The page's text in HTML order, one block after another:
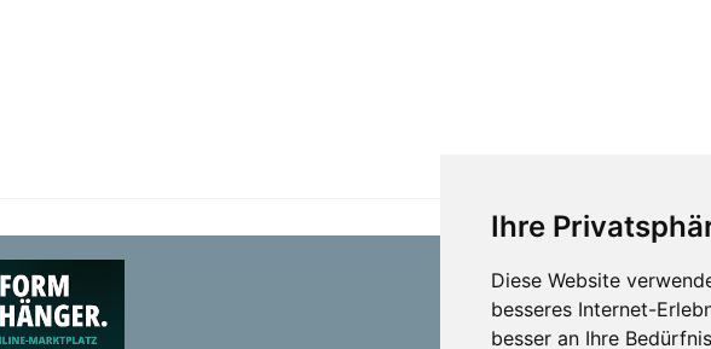
Ihre
Diese Website
besseres Internet-
besser an Ihre